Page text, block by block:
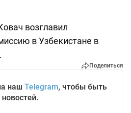
возглавил
в Узбекистане в
Поделиться
наш Telegram, чтобы быть